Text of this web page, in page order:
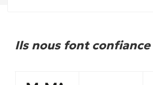
Ils nous font confiance